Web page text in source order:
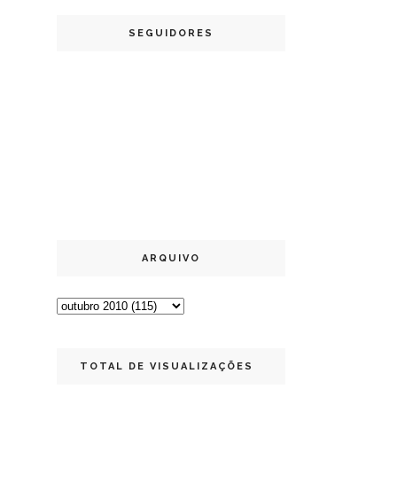
SEGUIDORES
ARQUIVO
TOTAL DE VISUALIZAÇÕES